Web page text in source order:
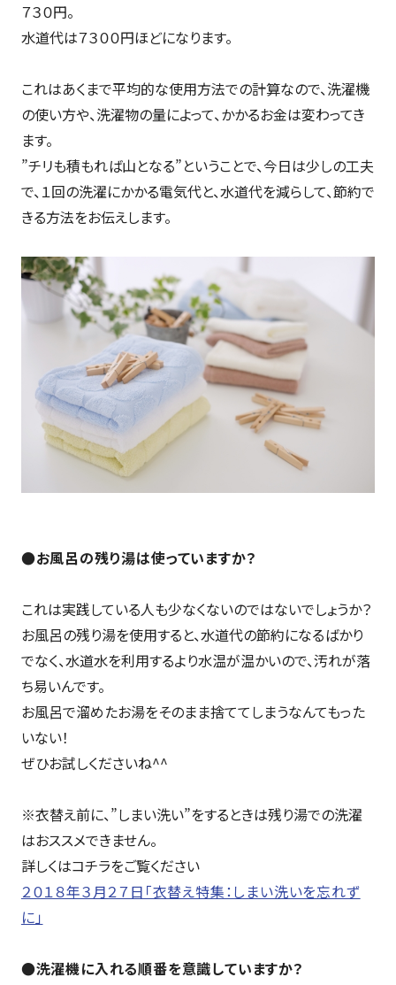
７３０円。
水道代は７３００円ほどになります。
これはあくまで平均的な使用方法での計算なので、洗濯機
の使い方や、洗濯物の量によって、かかるお金は変わってき
ます。
”チリも積もれば山となる”ということで、今日は少しの工夫
で、１回の洗濯にかかる電気代と、水道代を減らして、節約で
きる方法をお伝えします。
●お風呂の残り湯は使っていますか？
これは実践している人も少なくないのではないでしょうか？
お風呂の残り湯を使用すると、水道代の節約になるばかり
でなく、水道水を利用するより水温が温かいので、汚れが落
ち易いんです。
お風呂で溜めたお湯をそのまま捨ててしまうなんてもった
いない！
ぜひお試しくださいね^^
※衣替え前に、”しまい洗い”をするときは残り湯での洗濯
はおススメできません。
詳しくはコチラをご覧ください
２０１８年３月２７日「衣替え特集：しまい洗いを忘れず
に」
●洗濯機に入れる順番を意識していますか？